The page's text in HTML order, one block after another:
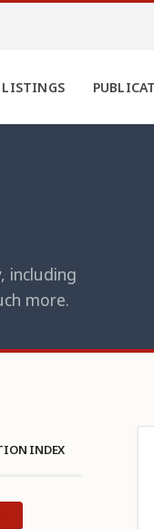
LISTINGS
including
more.
INDEX